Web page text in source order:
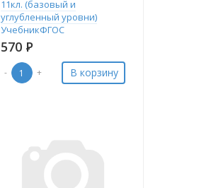
11кл. (базовый и
углубленный уровни)
УчебникФГОС
570 Р
- + В корзину